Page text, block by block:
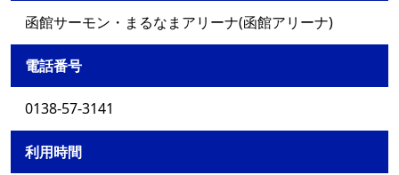
函館サーモン・まるなまアリーナ(函館アリーナ)
電話番号
0138-57-3141
利用時間